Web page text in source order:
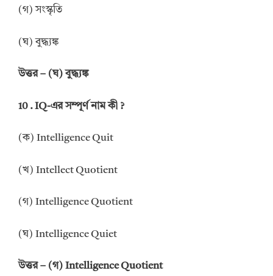
(গ) সংস্কৃতি
(ঘ) বুদ্ধ্যঙ্ক
উত্তর– (ঘ) বুদ্ধ্যঙ্ক
10 . IQ-এর সম্পূর্ণ নাম কী ?
(ক) Intelligence Quit
(খ) Intellect Quotient
(গ) Intelligence Quotient
(ঘ) Intelligence Quiet
উত্তর– (গ) Intelligence Quotient